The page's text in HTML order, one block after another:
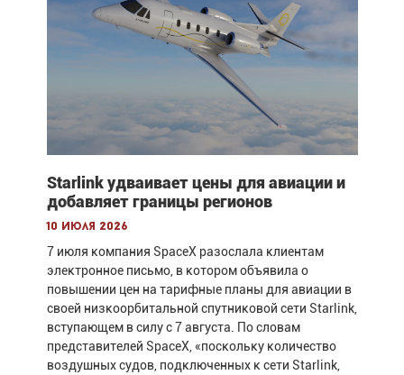
Starlink удваивает цены для авиации и
добавляет границы регионов
10 июля 2026
7 июля компания SpaceX разослала клиентам
электронное письмо, в котором объявила о
повышении цен на тарифные планы для авиации в
своей низкоорбитальной спутниковой сети Starlink,
вступающем в силу с 7 августа. По словам
представителей SpaceX, «поскольку количество
воздушных судов, подключенных к сети Starlink,